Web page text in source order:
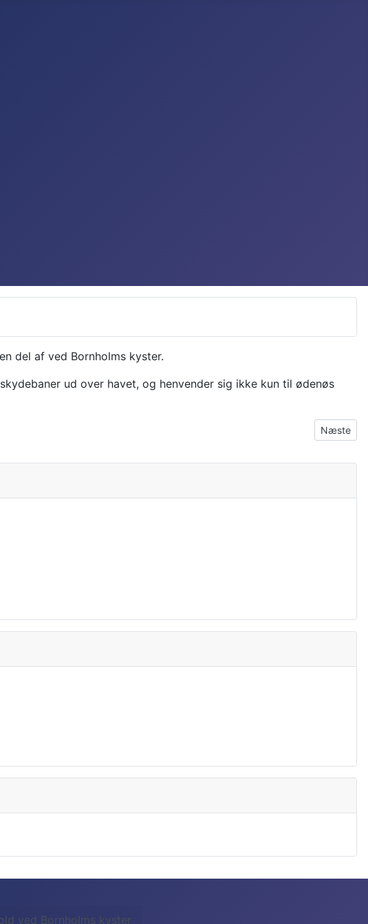
del af ved Bornholms kyster.
ud over havet, og henvender sig ikke kun til ødenøs
Næste
Næste
ved Bornholms kyster